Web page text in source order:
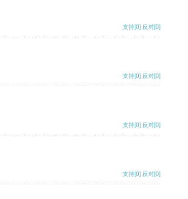
支持[0] 反对[0]
支持[0] 反对[0]
支持[0] 反对[0]
支持[0] 反对[0]